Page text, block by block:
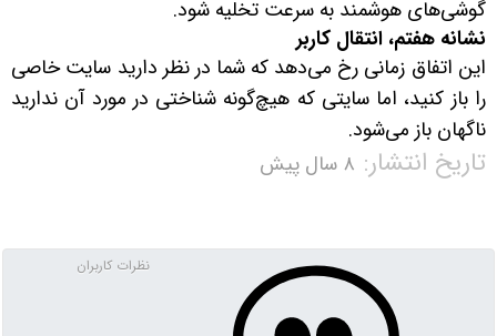
گوشی‌های هوشمند به سرعت تخلیه شود.
نشانه هفتم، انتقال کاربر
این اتفاق زمانی رخ می‌دهد که شما در نظر دارید سایت خاصی
را باز کنید، اما سایتی که هیچ‌گونه شناختی در مورد آن ندارید
ناگهان باز می‌شود.
تاریخ انتشار: ۸ سال پیش
نظرات کاربران